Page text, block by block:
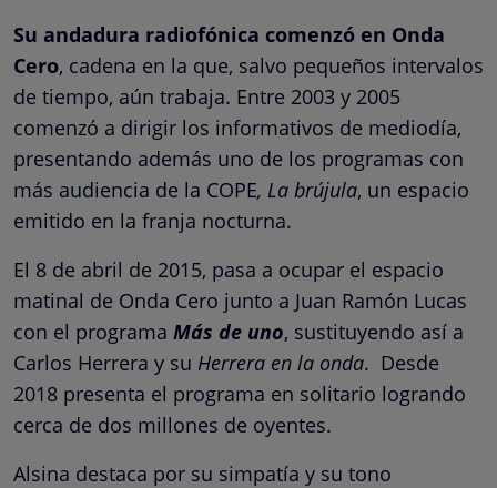
Su andadura radiofónica comenzó en Onda
Cero, cadena en la que, salvo pequeños intervalos
de tiempo, aún trabaja. Entre 2003 y 2005
comenzó a dirigir los informativos de mediodía,
presentando además uno de los programas con
más audiencia de la COPE, La brújula, un espacio
emitido en la franja nocturna.
El 8 de abril de 2015, pasa a ocupar el espacio
matinal de Onda Cero junto a Juan Ramón Lucas
con el programa Más de uno, sustituyendo así a
Carlos Herrera y su Herrera en la onda. Desde
2018 presenta el programa en solitario logrando
cerca de dos millones de oyentes.
Alsina destaca por su simpatía y su tono